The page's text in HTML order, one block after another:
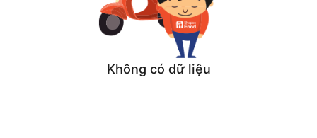
Không có dữ liệu